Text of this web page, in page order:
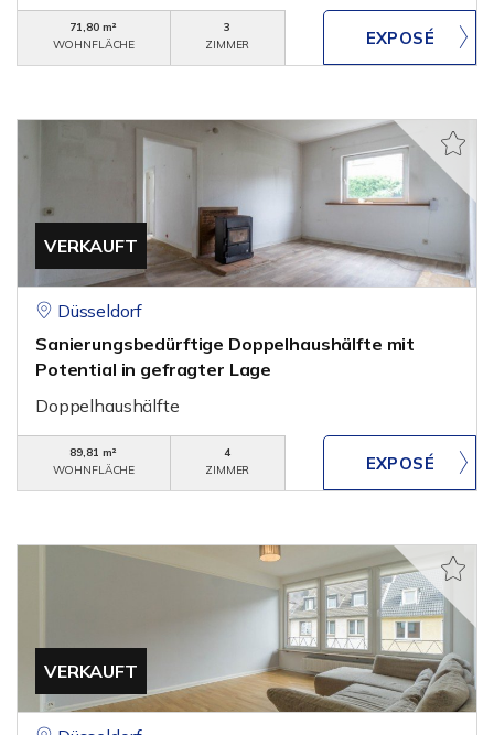
71,80 m²
WOHNFLÄCHE
3
ZIMMER
VERKAUFT
Düsseldorf
Sanierungsbedürftige Doppelhaushälfte mit
Potential in gefragter Lage
Doppelhaushälfte
89,81 m²
WOHNFLÄCHE
4
ZIMMER
VERKAUFT